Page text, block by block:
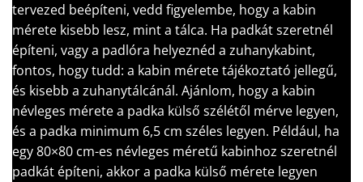
tervezed beépíteni, vedd figyelembe, hogy a kabin
mérete kisebb lesz, mint a tálca. Ha padkát szeretnél
építeni, vagy a padlóra helyeznéd a zuhanykabint,
fontos, hogy tudd: a kabin mérete tájékoztató jellegű,
és kisebb a zuhanytálcánál. Ajánlom, hogy a kabin
névleges mérete a padka külső szélétől mérve legyen,
és a padka minimum 6,5 cm széles legyen. Például, ha
egy 80×80 cm-es névleges méretű kabinhoz szeretnél
padkát építeni, akkor a padka külső mérete legyen